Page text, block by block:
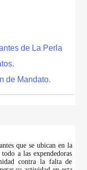
de La Perla
de Mandato.
que se ubican en la
a las expendedoras
contra la falta de